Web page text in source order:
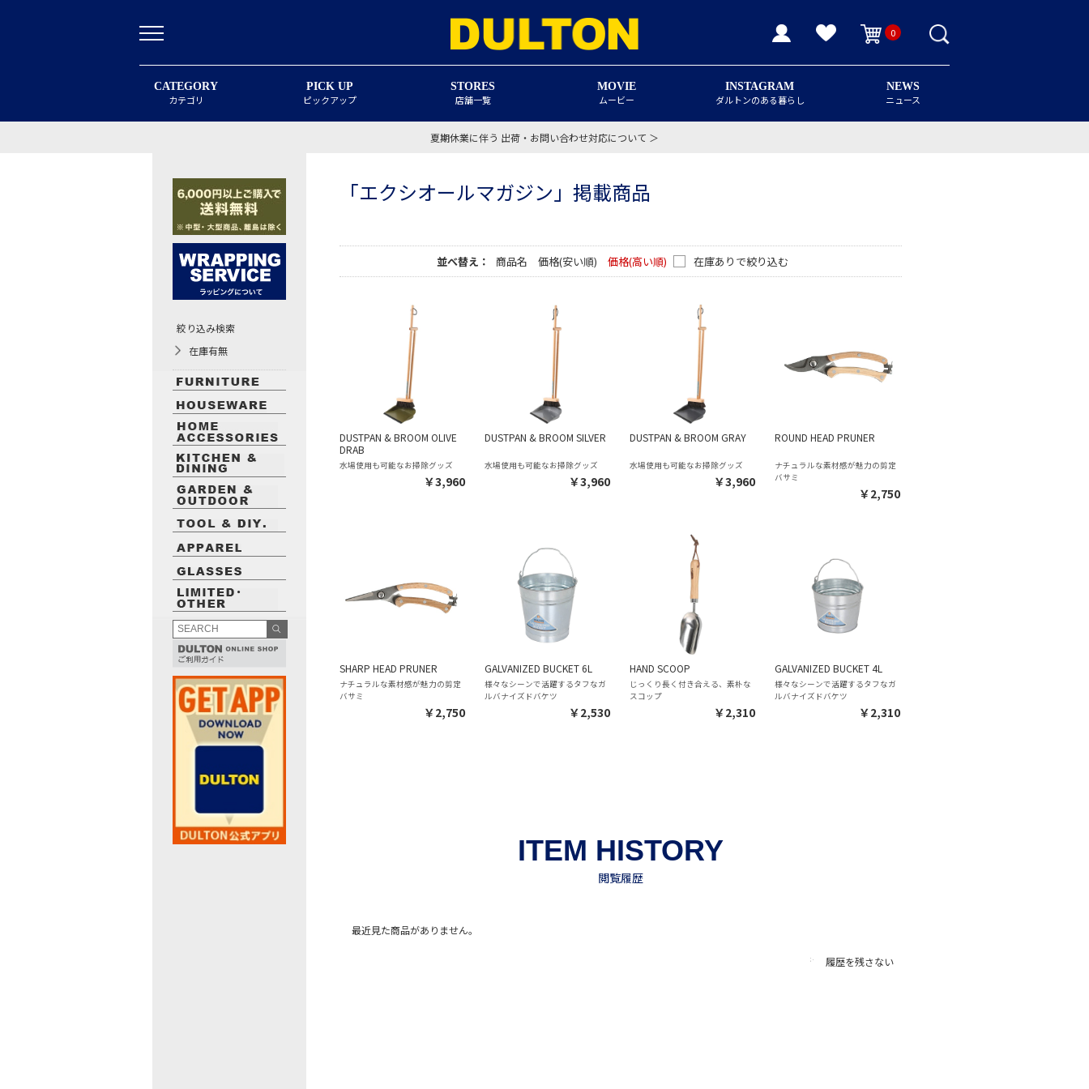
0
CATEGORY
カテゴリ
PICK UP
ピックアップ
STORES
店舗一覧
MOVIE
ムービー
INSTAGRAM
ダルトンのある暮らし
NEWS
ニュース
夏期休業に伴う 出荷・お問い合わせ対応について ＞
「エクシオールマガジン」掲載商品
並べ替え： 商品名 価格(安い順) 価格(高い順) 在庫ありで絞り込む
DUSTPAN & BROOM OLIVE
DRAB
水場使用も可能なお掃除グッズ
￥3,960
DUSTPAN & BROOM SILVER
水場使用も可能なお掃除グッズ
￥3,960
DUSTPAN & BROOM GRAY
水場使用も可能なお掃除グッズ
￥3,960
ROUND HEAD PRUNER
ナチュラルな素材感が魅力の剪定
バサミ
￥2,750
SHARP HEAD PRUNER
ナチュラルな素材感が魅力の剪定
バサミ
￥2,750
GALVANIZED BUCKET 6L
様々なシーンで活躍するタフなガ
ルバナイズドバケツ
￥2,530
HAND SCOOP
じっくり長く付き合える、素朴な
スコップ
￥2,310
GALVANIZED BUCKET 4L
様々なシーンで活躍するタフなガ
ルバナイズドバケツ
￥2,310
絞り込み検索
在庫有無
最近見た商品がありません。
履歴を残さない